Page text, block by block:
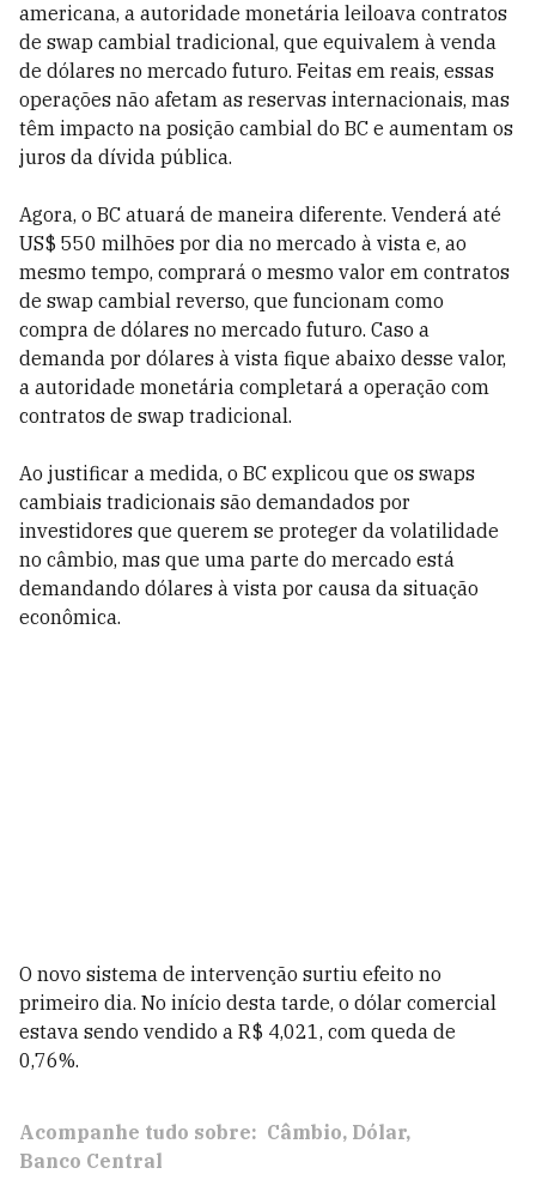
americana, a autoridade monetária leiloava contratos
de swap cambial tradicional, que equivalem à venda
de dólares no mercado futuro. Feitas em reais, essas
operações não afetam as reservas internacionais, mas
têm impacto na posição cambial do BC e aumentam os
juros da dívida pública.
Agora, o BC atuará de maneira diferente. Venderá até
US$ 550 milhões por dia no mercado à vista e, ao
mesmo tempo, comprará o mesmo valor em contratos
de swap cambial reverso, que funcionam como
compra de dólares no mercado futuro. Caso a
demanda por dólares à vista fique abaixo desse valor,
a autoridade monetária completará a operação com
contratos de swap tradicional.
Ao justificar a medida, o BC explicou que os swaps
cambiais tradicionais são demandados por
investidores que querem se proteger da volatilidade
no câmbio, mas que uma parte do mercado está
demandando dólares à vista por causa da situação
econômica.
O novo sistema de intervenção surtiu efeito no
primeiro dia. No início desta tarde, o dólar comercial
estava sendo vendido a R$ 4,021, com queda de
0,76%.
Acompanhe tudo sobre: Câmbio Dólar
Banco Central